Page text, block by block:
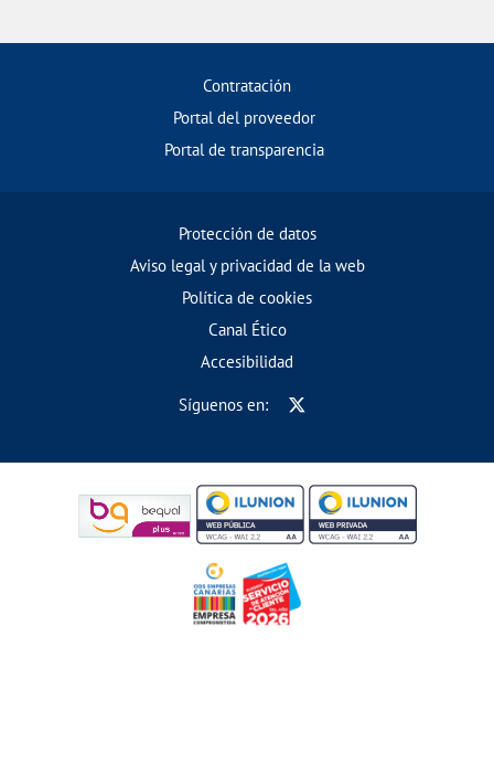
Contratación
Portal del proveedor
Portal de transparencia
Protección de datos
Aviso legal y privacidad de la web
Política de cookies
Canal Ético
Accesibilidad
Síguenos en: